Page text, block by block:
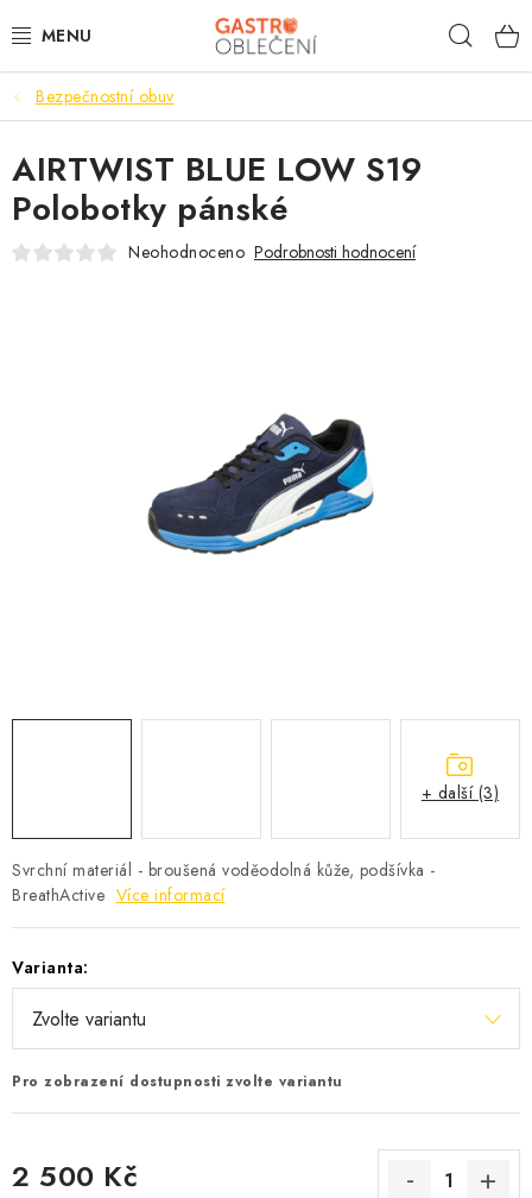
na
PRACOVNÍ OBLEČENÍ
VOLNOČASOVÉ
KUCHYNĚ
OBCHODNÍ PODMÍNKY
Bezpečnostní obuv
Svrchní materiál - broušená voděodolná kůže, podšívka -
BreathActive Více informací
Varianta:
Pro zobrazení dostupnosti zvolte variantu
2 500 Kč
AIRTWIST BLUE LOW S19
Polobotky pánské
Neohodnoceno Podrobnosti hodnocení
+ další (3)